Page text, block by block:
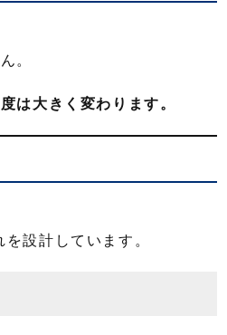
。
は大きく変わります。
設計しています。